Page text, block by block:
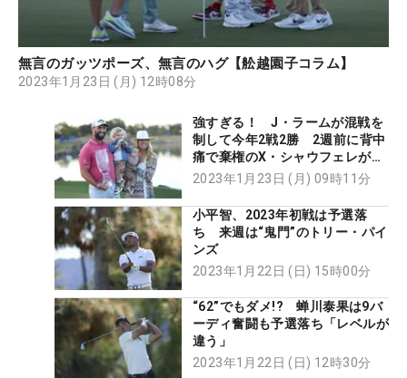
無言のガッツポーズ、無言のハグ【舩越園子コラム】
2023年1月23日 (月) 12時08分
強すぎる！ J・ラームが混戦を
制して今年2戦2勝 2週前に背中
痛で棄権のX・シャウフェレが
「62」で3位T
2023年1月23日 (月) 09時11分
小平智、2023年初戦は予選落
ち 来週は“鬼門”のトリー・パイ
ンズ
2023年1月22日 (日) 15時00分
“62”でもダメ!? 蝉川泰果は9バ
ーディ奮闘も予選落ち「レベルが
違う」
2023年1月22日 (日) 12時30分